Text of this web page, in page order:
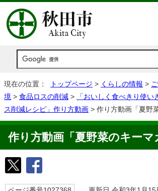
現在の位置： トップページ > くらしの情報 >
境 > 食品ロスの削減 >
「おいしく食べきり使
ス削減レシピ」作り方動画 > 作り方動画「夏野
作り方動画「夏野菜のキーマ